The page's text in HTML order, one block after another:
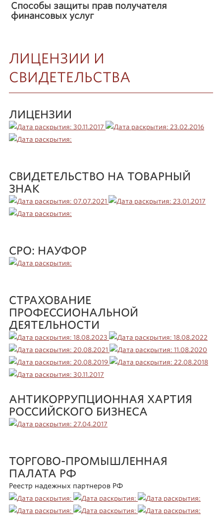
Способы защиты прав получателя
финансовых услуг
ЛИЦЕНЗИИ И
СВИДЕТЕЛЬСТВА
ЛИЦЕНЗИИ
СВИДЕТЕЛЬСТВО НА ТОВАРНЫЙ
ЗНАК
СРО: НАУФОР
СТРАХОВАНИЕ
ПРОФЕССИОНАЛЬНОЙ
ДЕЯТЕЛЬНОСТИ
АНТИКОРРУПЦИОННАЯ ХАРТИЯ
РОССИЙСКОГО БИЗНЕСА
ТОРГОВО-ПРОМЫШЛЕННАЯ
ПАЛАТА РФ
Реестр надежных партнеров РФ